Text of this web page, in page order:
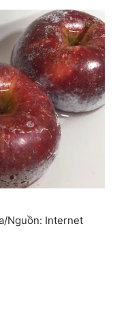
Nguồn: Internet